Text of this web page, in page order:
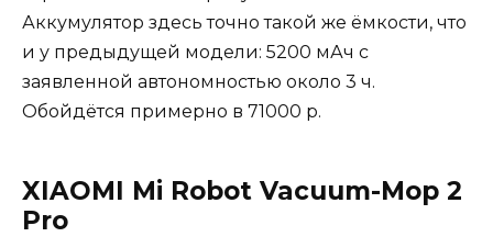
Аккумулятор здесь точно такой же ёмкости, что
и у предыдущей модели: 5200 мАч с
заявленной автономностью около 3 ч.
Обойдётся примерно в 71000 р.
XIAOMI Mi Robot Vacuum-Mop 2
Pro